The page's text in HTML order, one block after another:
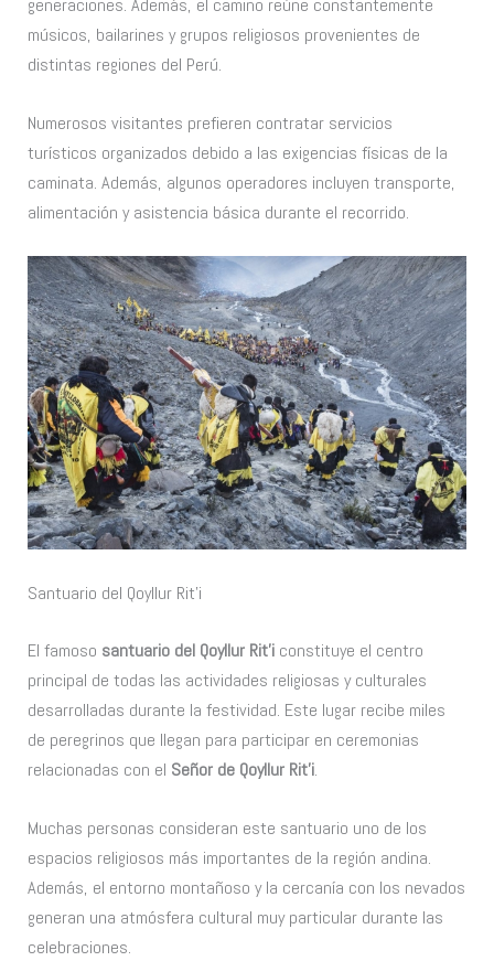
músicos, bailarines y grupos religiosos provenientes de
distintas regiones del Perú.
Numerosos visitantes prefieren contratar servicios
turísticos organizados debido a las exigencias físicas de la
caminata. Además, algunos operadores incluyen transporte,
alimentación y asistencia básica durante el recorrido.
Santuario del Qoyllur Rit’i
El famoso santuario del Qoyllur Rit’i constituye el centro
principal de todas las actividades religiosas y culturales
desarrolladas durante la festividad. Este lugar recibe miles
de peregrinos que llegan para participar en ceremonias
relacionadas con el Señor de Qoyllur Rit’i.
Muchas personas consideran este santuario uno de los
espacios religiosos más importantes de la región andina.
Además, el entorno montañoso y la cercanía con los nevados
generan una atmósfera cultural muy particular durante las
celebraciones.